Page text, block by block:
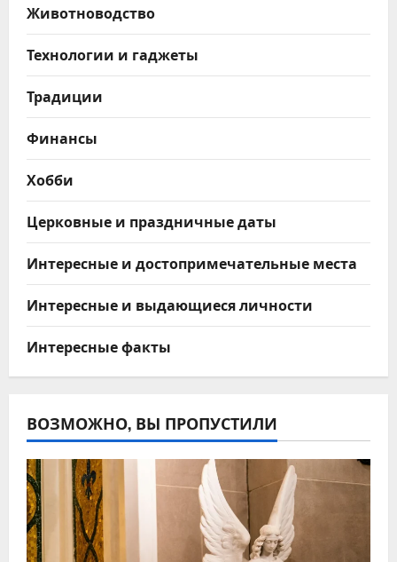
Животноводство
Технологии и гаджеты
Традиции
Финансы
Хобби
Церковные и праздничные даты
Интересные и достопримечательные места
Интересные и выдающиеся личности
Интересные факты
ВОЗМОЖНО, ВЫ ПРОПУСТИЛИ